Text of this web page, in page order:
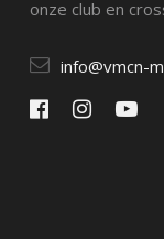
onze club en
info@vmcn-